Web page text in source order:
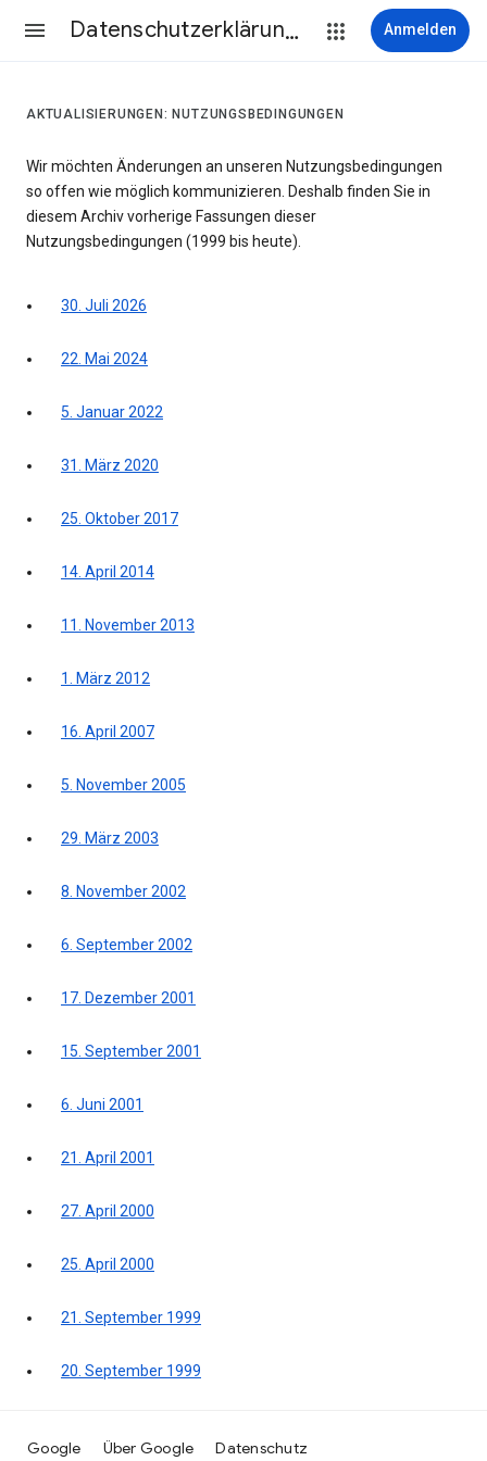
Datenschutzerklärung & Nutzungsbedingungen Anmelden
AKTUALISIERUNGEN: NUTZUNGSBEDINGUNGEN
Wir möchten Änderungen an unseren Nutzungsbedingungen
so offen wie möglich kommunizieren. Deshalb finden Sie in
diesem Archiv vorherige Fassungen dieser
Nutzungsbedingungen (1999 bis heute).
30. Juli 2026
22. Mai 2024
5. Januar 2022
31. März 2020
25. Oktober 2017
14. April 2014
11. November 2013
1. März 2012
16. April 2007
5. November 2005
29. März 2003
8. November 2002
6. September 2002
17. Dezember 2001
15. September 2001
6. Juni 2001
21. April 2001
27. April 2000
25. April 2000
21. September 1999
20. September 1999
Google Über Google Datenschutz